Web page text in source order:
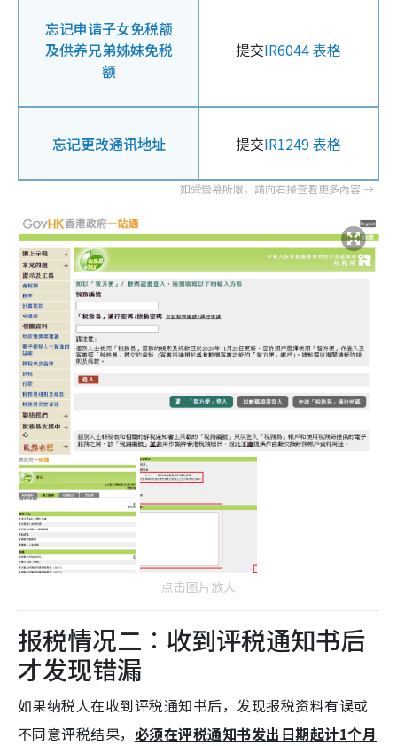
忘记申请子女免税额
及供养兄弟姊妹免税
额
提交IR6044 表格
忘记更改通讯地址 提交IR1249 表格
点击图片放大
报税情况二︰收到评税通知书后
才发现错漏
如果纳税人在收到评税通知书后，发现报税资料有误或
不同意评税结果， 必须在评税通知书发出日期起计1个月